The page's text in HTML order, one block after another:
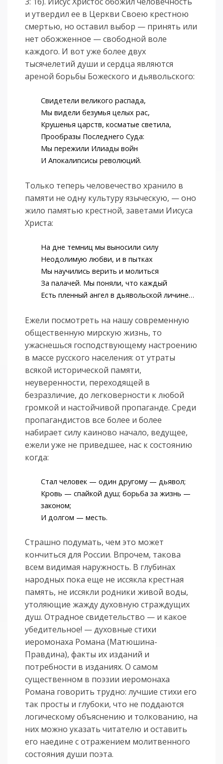
и утвердил ее в Церкви Своею крестною
смертью, но оставил выбор — принять или
нет обожженное — свободной воле
каждого. И вот уже более двух
тысячелетий души и сердца являются
ареной борьбы Божеского и дьявольского:
Свидетели великого распада,
Мы видели безумья целых рас,
Крушенья царств, косматые светила,
Прообразы Последнего Суда:
Мы пережили Илиады войн
И Апокалипсисы революций.
Только теперь человечество хранило в
памяти не одну культуру языческую, — оно
жило памятью крестной, заветами Иисуса
Христа:
На дне темниц мы выносили силу
Неодолимую любви, и в пытках
Мы научились верить и молиться
За палачей. Мы поняли, что каждый
Есть пленный ангел в дьявольской личине…
Ежели посмотреть на нашу современную
общественную мирскую жизнь, то
ужаснешься господствующему настроению
в массе русского населения: от утраты
всякой исторической памяти,
неуверенности, переходящей в
безразличие, до легковерности к любой
громкой и настойчивой пропаганде. Среди
пропагандистов все более и более
набирает силу каиново начало, ведущее,
ежели уже не приведшее, нас к состоянию
когда:
Стал человек — один другому — дьявол;
Кровь — спайкой душ; борьба за жизнь —
законом;
И долгом — месть.
Страшно подумать, чем это может
кончиться для России. Впрочем, такова
всем видимая наружность. В глубинах
народных пока еще не иссякла крестная
память, не иссякли родники живой воды,
утоляющие жажду духовную страждущих
душ. Отрадное свидетельство — и какое
убедительное! — духовные стихи
иеромонаха Романа (Матюшина-
Правдина), факты их изданий и
потребности в изданиях. О самом
существенном в поэзии иеромонаха
Романа говорить трудно: лучшие стихи его
так просты и глубоки, что не поддаются
логическому объяснению и толкованию, на
них можно указать читателю и оставить
его наедине с отражением молитвенного
состояния души поэта.